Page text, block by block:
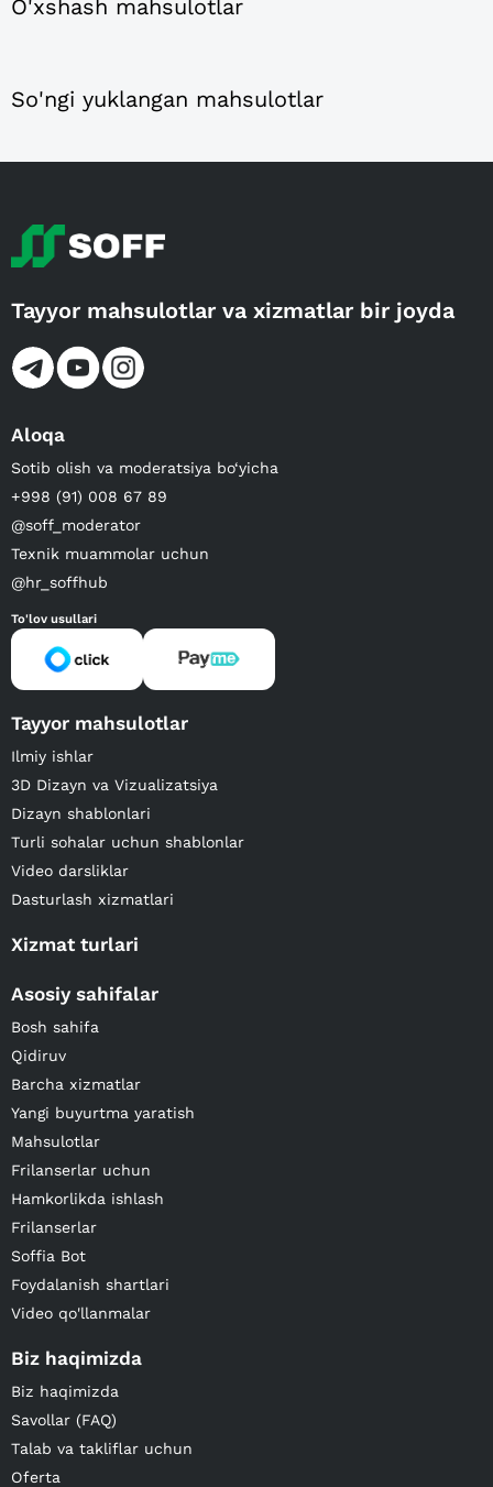
O'xshash mahsulotlar
So'ngi yuklangan mahsulotlar
Tayyor mahsulotlar va xizmatlar bir joyda
Aloqa
Sotib olish va moderatsiya bo‘yicha
+998 (91) 008 67 89
@soff_moderator
Texnik muammolar uchun
@hr_soffhub
To'lov usullari
Tayyor mahsulotlar
Ilmiy ishlar
3D Dizayn va Vizualizatsiya
Dizayn shablonlari
Turli sohalar uchun shablonlar
Video darsliklar
Dasturlash xizmatlari
Xizmat turlari
Asosiy sahifalar
Bosh sahifa
Qidiruv
Barcha xizmatlar
Yangi buyurtma yaratish
Mahsulotlar
Frilanserlar uchun
Hamkorlikda ishlash
Frilanserlar
Soffia Bot
Foydalanish shartlari
Video qo'llanmalar
Biz haqimizda
Biz haqimizda
Savollar (FAQ)
Talab va takliflar uchun
Oferta